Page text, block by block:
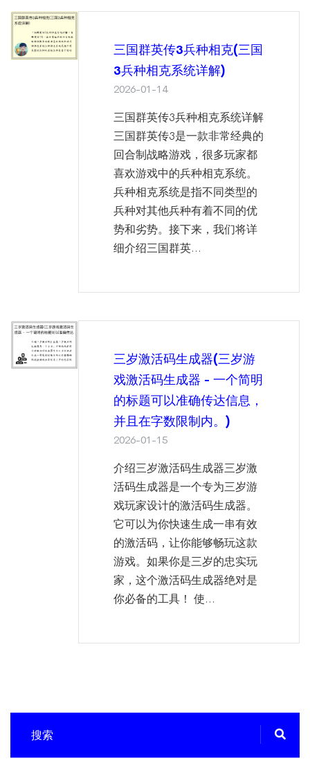
三国群英传3兵种相克(三国
3兵种相克系统详解)
2026-01-14
三国群英传3兵种相克系统详解
三国群英传3是一款非常经典的
回合制战略游戏，很多玩家都
喜欢游戏中的兵种相克系统。
兵种相克系统是指不同类型的
兵种对其他兵种有着不同的优
势和劣势。接下来，我们将详
细介绍三国群英...
三岁激活码生成器(三岁游
戏激活码生成器 - 一个简明
的标题可以准确传达信息，
并且在字数限制内。)
2026-01-15
介绍三岁激活码生成器三岁激
活码生成器是一个专为三岁游
戏玩家设计的激活码生成器。
它可以为你快速生成一串有效
的激活码，让你能够畅玩这款
游戏。如果你是三岁的忠实玩
家，这个激活码生成器绝对是
你必备的工具！ 使...